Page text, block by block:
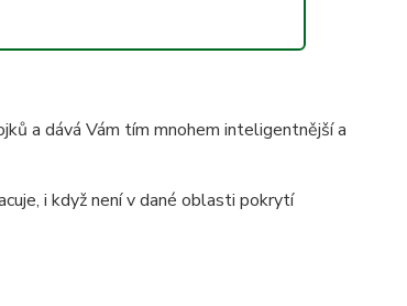
a dává Vám tím mnohem inteligentnější a
i když není v dané oblasti pokrytí